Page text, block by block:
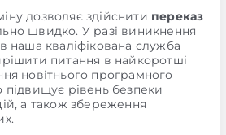
дозволяє здійснити переказ
швидко. У разі виникнення
наша кваліфікована служба
питання в найкоротші
новітнього програмного
підвищує рівень безпеки
а також збереження